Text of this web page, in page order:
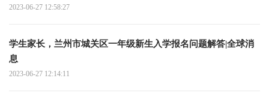
2023-06-27 12:58:27
学生家长，兰州市城关区一年级新生入学报名问题解答|全球消
息
2023-06-27 12:14:11